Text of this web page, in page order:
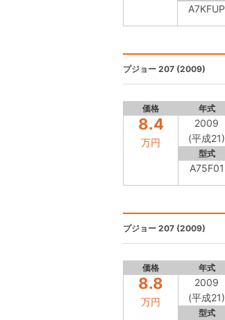
A7KFUP
プジョー 207 (2009)
価格 年式
8.4
万円
2009
(平成21)
型式
A75F01
プジョー 207 (2009)
価格 年式
8.8
万円
2009
(平成21)
型式